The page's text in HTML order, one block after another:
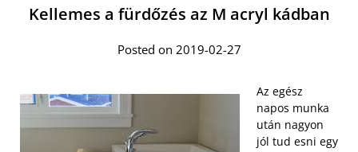
Kellemes a fürdőzés az M acryl kádban
Posted on 2019-02-27
Az egész
napos munka
után nagyon
jól tud esni egy